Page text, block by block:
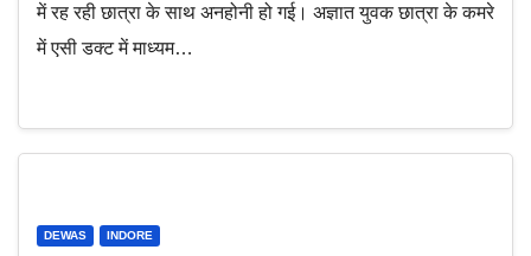
में रह रही छात्रा के साथ अनहोनी हो गई। अज्ञात युवक छात्रा के कमरे
में एसी डक्ट में माध्यम…
DEWAS INDORE